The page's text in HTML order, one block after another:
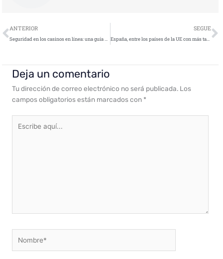
Ant
ANTERIOR
Seguridad en los casinos en línea: una guía sobre todo lo que los jugadores deben tener en cuenta
SEGUE
España, entre los países de la UE con más tarjetas bancarias filtradas en la dark web
Deja un comentario
Tu dirección de correo electrónico no será publicada. Los
campos obligatorios están marcados con *
aquí...